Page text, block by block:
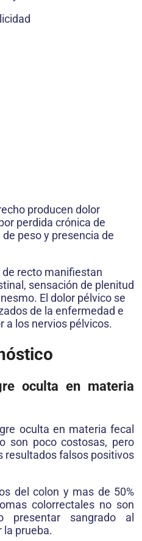
producen dolor
perdida crónica de
peso y presencia de
recto manifiestan
sensación de plenitud
El dolor pélvico se
de la enfermedad e
a los nervios pélvicos.
oculta en materia
oculta en materia fecal
son poco costosas, pero
resultados falsos positivos
del colon y mas de 50%
colorrectales no son
presentar sangrado al
la prueba.